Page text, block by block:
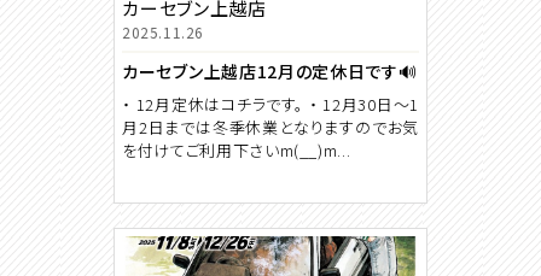
カーセブン上越店
2025.11.26
カーセブン上越店12月の定休日です🔊
・ 12月定休はコチラです。 ・ 12月30日～1
月2日までは冬季休業となりますのでお気
を付けてご利用下さいm(__)m...